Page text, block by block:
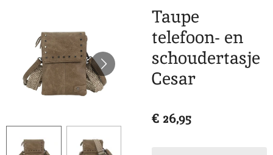
Taupe
telefoon- en
schoudertasje
Cesar
€ 26,95